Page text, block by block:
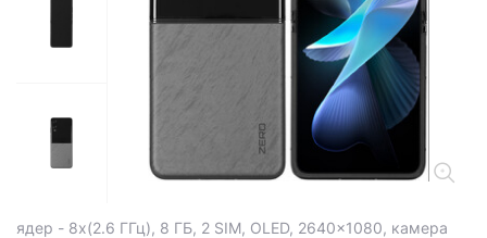
ядер - 8x(2.6 ГГц), 8 ГБ, 2 SIM, OLED, 2640x1080, камера